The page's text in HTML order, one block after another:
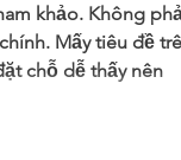
khảo. Không
Mấy tiêu đề
chỗ dễ thấy nên